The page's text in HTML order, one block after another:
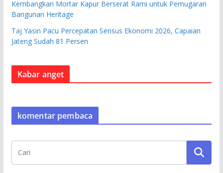
Kembangkan Mortar Kapur Berserat Rami untuk Pemugaran
Bangunan Heritage
Taj Yasin Pacu Percepatan Sensus Ekonomi 2026, Capaian
Jateng Sudah 81 Persen
Kabar anget
komentar pembaca